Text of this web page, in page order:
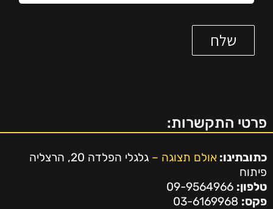
פרטי התקשרות:
כתובתינו: אולם תצוגה –
גלגלי הפלדה 20, הרצליה
פיתוח
טלפון:
פקס: